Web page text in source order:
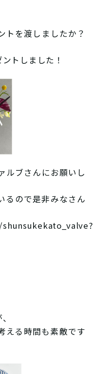
トを渡しましたか？
トしました！
ルブさんにお願いし
るので是非みなさん
える時間も素敵です